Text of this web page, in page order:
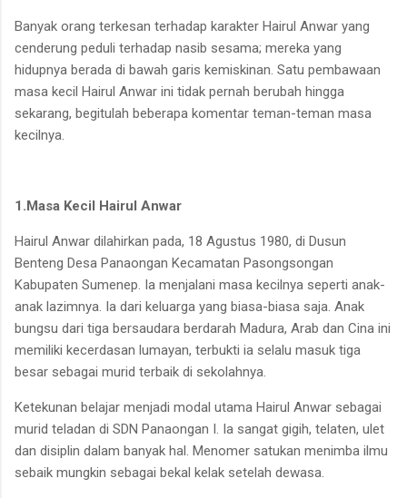
Banyak orang terkesan terhadap karakter Hairul Anwar yang
cenderung peduli terhadap nasib sesama; mereka yang
hidupnya berada di bawah garis kemiskinan. Satu pembawaan
masa kecil Hairul Anwar ini tidak pernah berubah hingga
sekarang, begitulah beberapa komentar teman-teman masa
kecilnya.
1.Masa Kecil Hairul Anwar
Hairul Anwar dilahirkan pada, 18 Agustus 1980, di Dusun
Benteng Desa Panaongan Kecamatan Pasongsongan
Kabupaten Sumenep. Ia menjalani masa kecilnya seperti anak-
anak lazimnya. Ia dari keluarga yang biasa-biasa saja. Anak
bungsu dari tiga bersaudara berdarah Madura, Arab dan Cina ini
memiliki kecerdasan lumayan, terbukti ia selalu masuk tiga
besar sebagai murid terbaik di sekolahnya.
Ketekunan belajar menjadi modal utama Hairul Anwar sebagai
murid teladan di SDN Panaongan I. Ia sangat gigih, telaten, ulet
dan disiplin dalam banyak hal. Menomer satukan menimba ilmu
sebaik mungkin sebagai bekal kelak setelah dewasa.